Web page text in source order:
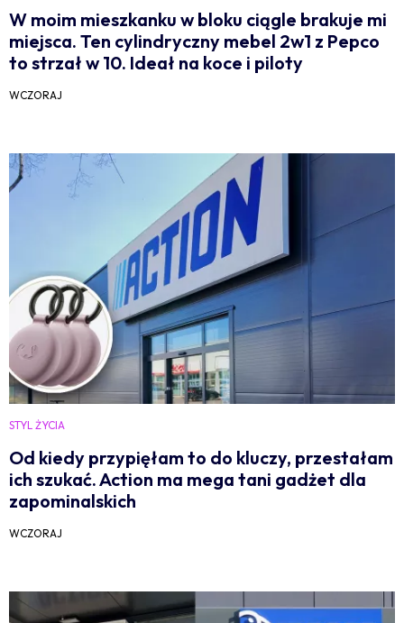
W moim mieszkanku w bloku ciągle brakuje mi
miejsca. Ten cylindryczny mebel 2w1 z Pepco
to strzał w 10. Ideał na koce i piloty
WCZORAJ
STYL ŻYCIA
Od kiedy przypięłam to do kluczy, przestałam
ich szukać. Action ma mega tani gadżet dla
zapominalskich
WCZORAJ